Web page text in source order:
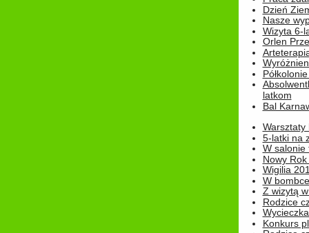
Dzień
Nasze
Wizyta 6-
Orlen
latkom
Bal
Warsztaty
5-latki na
W salonie
Nowy
Wigilia
W bombce
Z wizytą
Rodzice
Konkurs